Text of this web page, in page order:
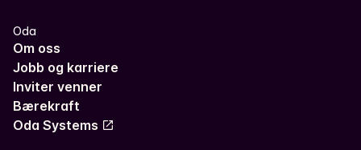
Oda
Om oss
Jobb og karriere
Inviter venner
Bærekraft
Oda Systems